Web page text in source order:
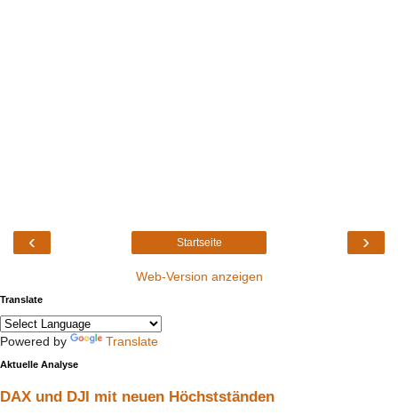
‹ ›
Startseite
Web-Version anzeigen
Translate
Powered by Translate
Aktuelle Analyse
DAX und DJI mit neuen Höchstständen